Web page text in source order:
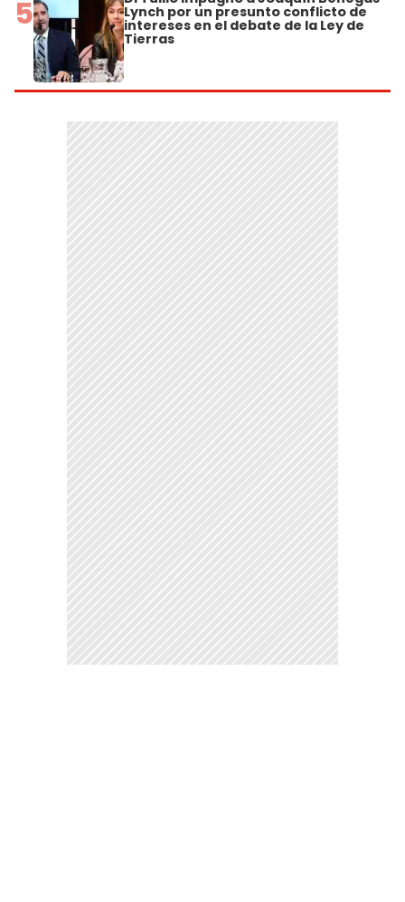
5 Lynch por un presunto conflicto de
intereses en el debate de la Ley de
Tierras